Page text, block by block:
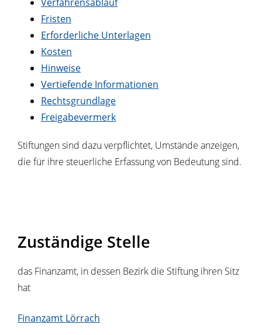
Fristen
Erforderliche Unterlagen
Kosten
Hinweise
Vertiefende Informationen
Rechtsgrundlage
Freigabevermerk
Stiftungen sind dazu verpflichtet, Umstände anzeigen,
die für ihre steuerliche Erfassung von Bedeutung sind.
Zuständige Stelle
das Finanzamt, in dessen Bezirk die Stiftung ihren Sitz
hat
Finanzamt Lörrach